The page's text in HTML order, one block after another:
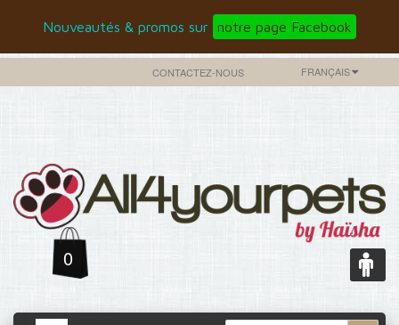
Nouveautés & promos sur notre page Facebook
FRANÇAIS
CONTACTEZ-NOUS
0